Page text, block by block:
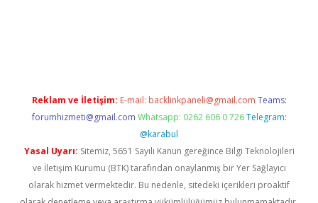
Reklam ve İletişim: E-mail: backlinkpaneli@gmail.com Teams:
forumhizmeti@gmail.com Whatsapp: 0262 606 0 726 Telegram:
@karabul
Yasal Uyarı: Sitemiz, 5651 Sayılı Kanun gereğince Bilgi Teknolojileri
ve İletişim Kurumu (BTK) tarafından onaylanmış bir Yer Sağlayıcı
olarak hizmet vermektedir. Bu nedenle, sitedeki içerikleri proaktif